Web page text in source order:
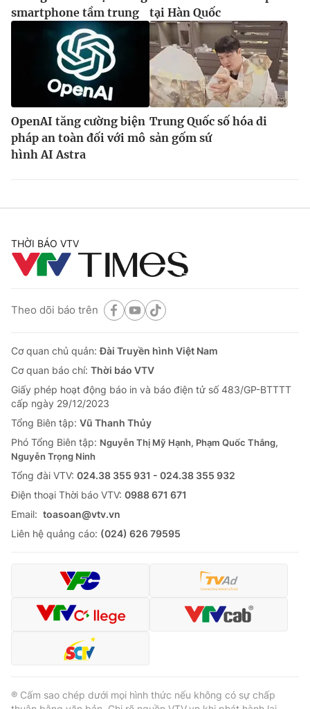
smartphone tầm trung
tại Hàn Quốc
OpenAI tăng cường biện
pháp an toàn đối với mô
hình AI Astra
Trung Quốc số hóa di
sản gốm sứ
THỜI BÁO VTV
Theo dõi báo trên
Cơ quan chủ quản:Đài Truyền hình Việt Nam
Cơ quan báo chí: Thời báo VTV
Giấy phép hoạt động báo in và báo điện tử số 483/GP-BTTTT
cấp ngày 29/12/2023
Tổng Biên tập: Vũ Thanh Thủy
Phó Tổng Biên tập: Nguyễn Thị Mỹ Hạnh, Phạm Quốc Thắng,
Nguyễn Trọng Ninh
Tổng đài VTV: 024.38 355 931 - 024.38 355 932
Ðiện thoại Thời báo VTV: 0988 671 671
Email: toasoan@vtv.vn
Liên hệ quảng cáo: (024) 626 79595
® Cấm sao chép dưới mọi hình thức nếu không có sự chấp